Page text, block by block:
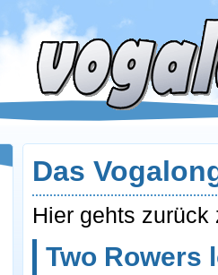
Das
Hier gehts
Two Rowers